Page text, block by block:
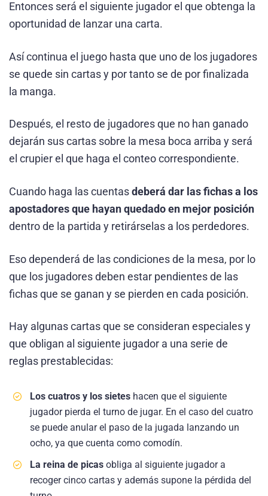
Entonces será el siguiente jugador el que obtenga la
oportunidad de lanzar una carta.
Así continua el juego hasta que uno de los jugadores
se quede sin cartas y por tanto se de por finalizada
la manga.
Después, el resto de jugadores que no han ganado
dejarán sus cartas sobre la mesa boca arriba y será
el crupier el que haga el conteo correspondiente.
Cuando haga las cuentas deberá dar las fichas a los
apostadores que hayan quedado en mejor posición
dentro de la partida y retirárselas a los perdedores.
Eso dependerá de las condiciones de la mesa, por lo
que los jugadores deben estar pendientes de las
fichas que se ganan y se pierden en cada posición.
Hay algunas cartas que se consideran especiales y
que obligan al siguiente jugador a una serie de
reglas prestablecidas:
Los cuatros y los sietes hacen que el siguiente
jugador pierda el turno de jugar. En el caso del cuatro
se puede anular el paso de la jugada lanzando un
ocho, ya que cuenta como comodín.
La reina de picas obliga al siguiente jugador a
recoger cinco cartas y además supone la pérdida del